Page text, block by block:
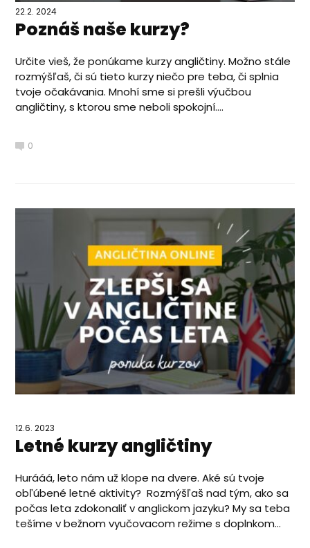
22.2. 2024
Poznáš naše kurzy?
Určite vieš, že ponúkame kurzy angličtiny. Možno stále
rozmýšľaš, či sú tieto kurzy niečo pre teba, či splnia
tvoje očakávania. Mnohí sme si prešli výučbou
angličtiny, s ktorou sme neboli spokojní....
0
12.6. 2023
Letné kurzy angličtiny
Hurááá, leto nám už klope na dvere. Aké sú tvoje
obľúbené letné aktivity? Rozmýšľaš nad tým, ako sa
počas leta zdokonaliť v anglickom jazyku? My sa teba
tešíme v bežnom vyučovacom režime s doplnkom...